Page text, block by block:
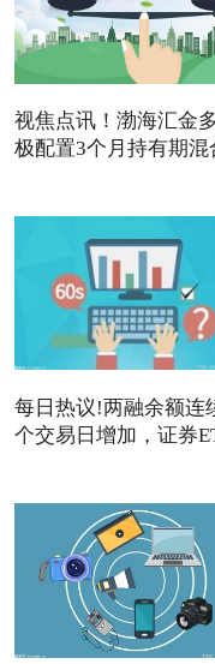
视焦点讯！渤海汇金
极配置3个月持有期混
每日热议!两融余额连
个交易日增加，证券